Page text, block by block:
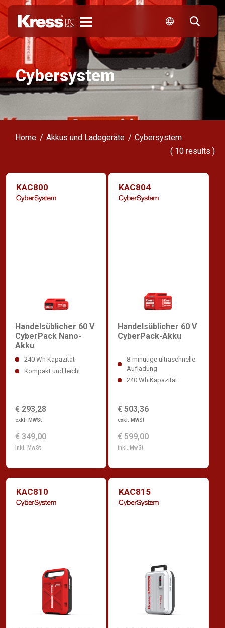
Cybersystem
Home Akkus und Ladegeräte
Cybersystem
( 10 results )
KAC800
Handelsüblicher 60 V
CyberPack Nano-
Akku
240 Wh Kapazität
Kompakt und leicht
€ 293,28
exkl. MWSt
€ 349,00
inkl. MwSt
KAC804
Handelsüblicher 60 V
CyberPack-Akku
8-minütige ultraschnelle
Aufladung
240 Wh Kapazität
€ 503,36
exkl. MWSt
€ 599,00
inkl. MwSt
KAC810 KAC815